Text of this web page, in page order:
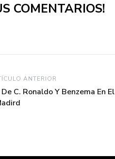
COMENTARIOS!
ANTERIOR
C. Ronaldo Y Benzema En El